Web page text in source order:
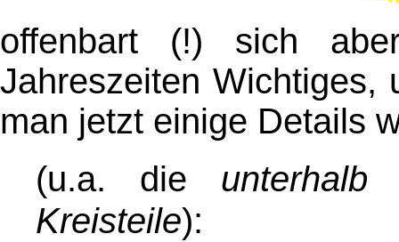
offenbart (!) sich
Jahreszeiten Wichtiges,
man jetzt einige Details
(u.a. die unterhalb
Kreisteile):